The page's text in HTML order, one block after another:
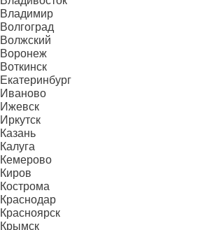
Владимир
Волгоград
Волжский
Воронеж
Воткинск
Екатеринбург
Иваново
Ижевск
Иркутск
Казань
Калуга
Кемерово
Киров
Кострома
Краснодар
Красноярск
Крымск